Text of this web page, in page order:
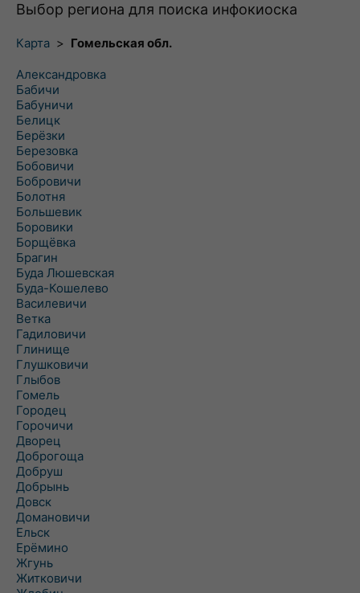
Выбор региона для поиска инфокиоска
Карта > Гомельская обл.
Александровка
Бабичи
Бабуничи
Белицк
Берёзки
Березовка
Бобовичи
Бобровичи
Болотня
Большевик
Боровики
Борщёвка
Брагин
Буда Люшевская
Буда-Кошелево
Василевичи
Ветка
Гадиловичи
Глинище
Глушковичи
Глыбов
Гомель
Городец
Горочичи
Дворец
Доброгоща
Добруш
Добрынь
Довск
Домановичи
Ельск
Ерёмино
Жгунь
Житковичи